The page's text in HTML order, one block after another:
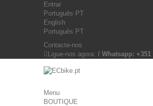
Entrar
Português PT
English
Português PT
Contacte-nos
Ligue-nos agora: / Whatsapp: +351
Menu
BOUTIQUE